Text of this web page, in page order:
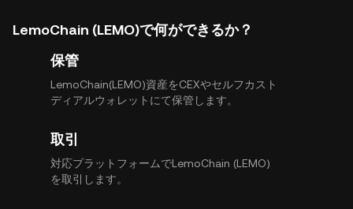
LemoChain (LEMO)で何ができるか？
保管
LemoChain(LEMO)資産をCEXやセルフカスト
ディアルウォレットにて保管します。
取引
対応プラットフォームでLemoChain (LEMO)
を取引します。